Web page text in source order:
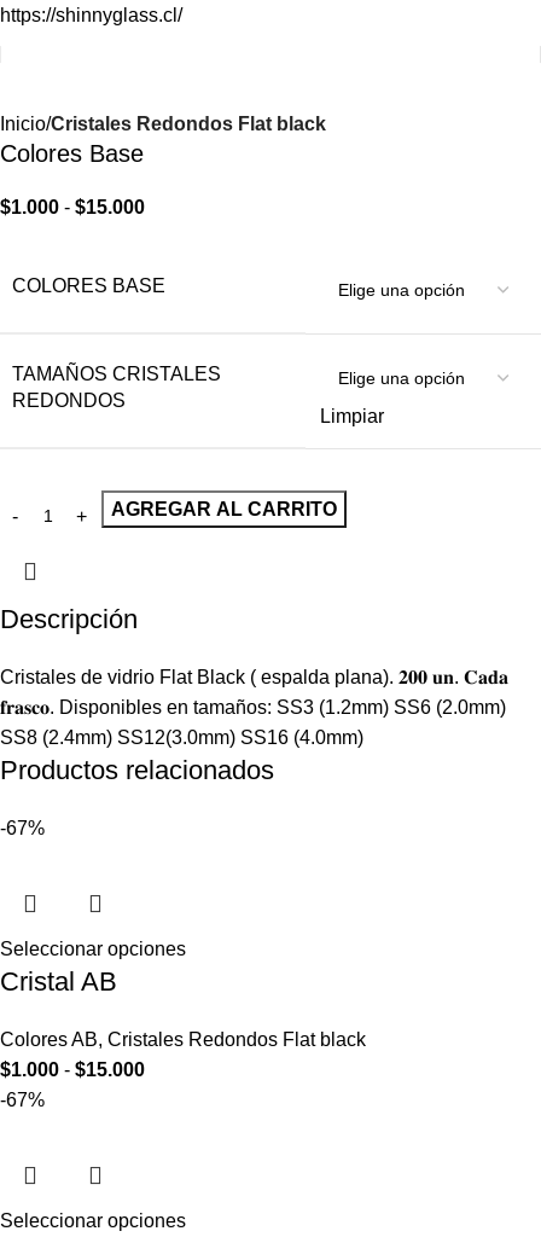
https://shinnyglass.cl/
Inicio Cristales Redondos Flat black
Colores Base
$1.000 - $15.000
COLORES BASE
TAMAÑOS CRISTALES
REDONDOS
Limpiar
AGREGAR AL CARRITO
Descripción
Cristales de vidrio Flat Black ( espalda plana). 𝟐𝟎𝟎 𝐮𝐧. 𝐂𝐚𝐝𝐚
𝐟𝐫𝐚𝐬𝐜𝐨. Disponibles en tamaños: SS3 (1.2mm) SS6 (2.0mm)
SS8 (2.4mm) SS12(3.0mm) SS16 (4.0mm)
Productos relacionados
-67%
Seleccionar opciones
Cristal AB
Colores AB, Cristales Redondos Flat black
$1.000 - $15.000
-67%
Seleccionar opciones